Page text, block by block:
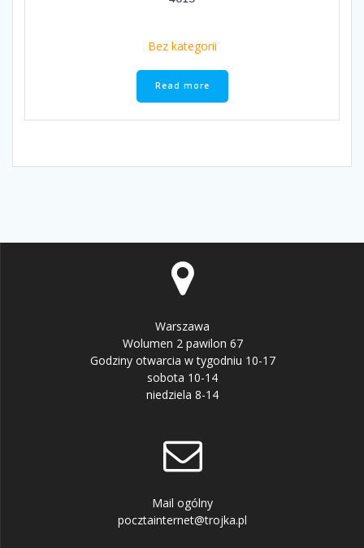
Bez kategorii
Read more
Warszawa
Wolumen 2 pawilon 67
Godziny otwarcia w tygodniu 10-17
sobota 10-14
niedziela 8-14
Mail ogólny
pocztainternet@trojka.pl